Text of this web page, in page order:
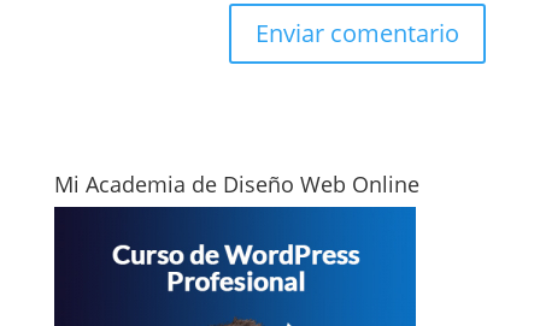
Mi Academia de Diseño Web Online